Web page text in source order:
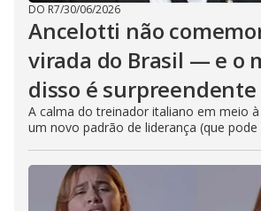
DO R7/30/06/2026
Ancelotti não
virada do Brasil — e o
disso é surpreendente
A calma do treinador italiano em meio
um novo padrão de liderança (que